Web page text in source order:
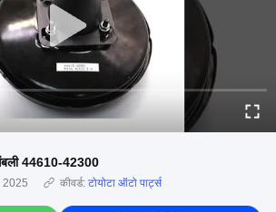
44610-42300
2025 कीवर्ड: टोयोटा ऑटो पार्ट्स